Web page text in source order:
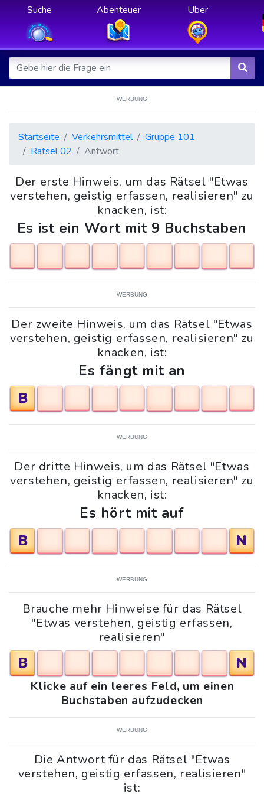
Suche Abenteuer Über
WERBUNG
Startseite Verkehrsmittel
Gruppe 101
Rätsel 02
Antwort
Der erste Hinweis, um das Rätsel "Etwas
verstehen, geistig erfassen, realisieren" zu
knacken, ist:
Es ist ein Wort mit 9 Buchstaben
WERBUNG
Der zweite Hinweis, um das Rätsel "Etwas
verstehen, geistig erfassen, realisieren" zu
knacken, ist:
Es fängt mit an
B
WERBUNG
Der dritte Hinweis, um das Rätsel "Etwas
verstehen, geistig erfassen, realisieren" zu
knacken, ist:
Es hört mit auf
B
N
WERBUNG
Brauche mehr Hinweise für das Rätsel
"Etwas verstehen, geistig erfassen,
realisieren"
B N
Klicke auf ein leeres Feld, um einen
Buchstaben aufzudecken
WERBUNG
Die Antwort für das Rätsel "Etwas
verstehen, geistig erfassen, realisieren"
ist: